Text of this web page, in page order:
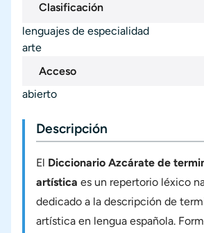
Clasificación
lenguajes de especialidad
arte
Acceso
abierto
Descripción
El Diccionario Azcárate de
artística es un repertorio léxico
dedicado a la descripción de
artística en lengua española.